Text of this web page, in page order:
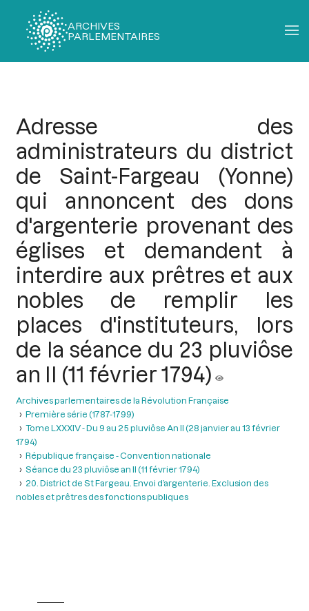
ARCHIVES
PARLEMENTAIRES
Adresse des
administrateurs du district
de Saint-Fargeau (Yonne)
qui annoncent des dons
d'argenterie provenant des
églises et demandent à
interdire aux prêtres et aux
nobles de remplir les
places d'instituteurs, lors
de la séance du 23 pluviôse
an II (11 février 1794)
Archives parlementaires de la Révolution Française
Première série (1787-1799)
Tome LXXXIV - Du 9 au 25 pluviôse An II (28 janvier au 13 février
1794)
République française - Convention nationale
Séance du 23 pluviôse an II (11 février 1794)
20. District de St Fargeau. Envoi d’argenterie. Exclusion des
nobles et prêtres des fonctions publiques